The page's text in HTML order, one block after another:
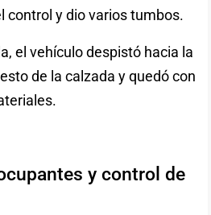
control y dio varios tumbos.
el vehículo despistó hacia la
de la calzada y quedó con
y control de